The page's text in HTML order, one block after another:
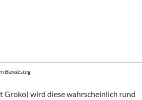
Bundestag
Groko) wird diese wahrscheinlich rund